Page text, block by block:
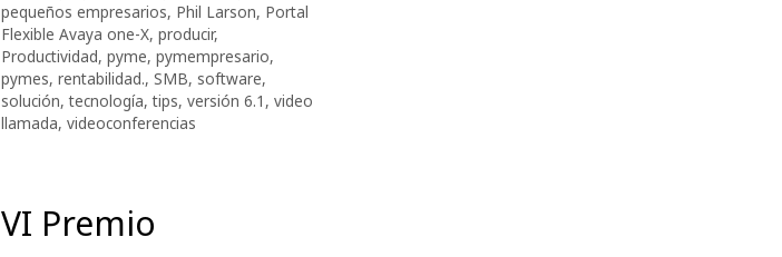
pequeños empresarios, Phil Larson, Portal
Flexible Avaya one-X, producir,
Productividad, pyme, pymempresario,
pymes, rentabilidad., SMB, software,
solución,tecnología,tips, versión 6.1 , video
llamada, videoconferencias
VI Premio